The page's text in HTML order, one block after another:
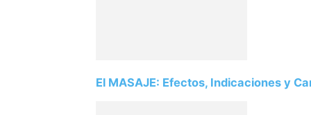
El MASAJE: Efectos, Indicaciones y